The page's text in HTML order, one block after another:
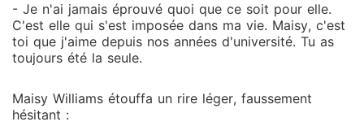
instant précis, la plateforme de diffusion en direct est
saturée par le nombre de spectateurs. Toute la ville
est au courant. Cet homme avec Skylar, ce ne serait
- Je n'ai jamais éprouvé quoi que ce soit pour elle.
C'est elle qui s'est imposée dans ma vie. Maisy, c'est
toi que j'aime depuis nos années d'université. Tu as
toujours été la seule.
Maisy Williams étouffa un rire léger, faussement
hésitant :